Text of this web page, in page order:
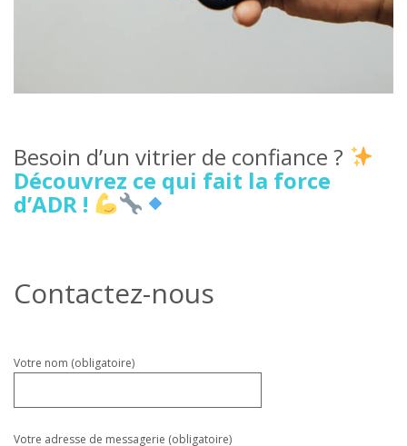
Besoin d’un vitrier de confiance ?
Découvrez ce qui fait la force
d’ADR !
Contactez-nous
Veuillez
vide.
Votre nom (obligatoire)
Votre adresse de messagerie (obligatoire)